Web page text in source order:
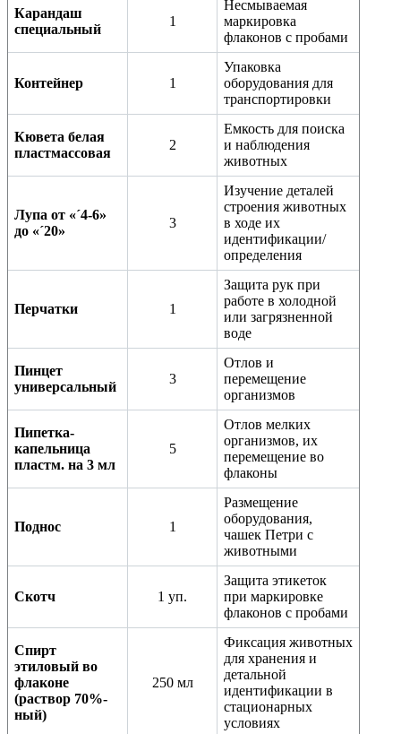
Карандаш
специальный
1
Несмываемая
маркировка
флаконов с пробами
Контейнер 1
Упаковка
оборудования для
транспортировки
Кювета белая
пластмассовая
2
Емкость для поиска
и наблюдения
животных
Лупа от «´4-6»
до «´20»
3
Изучение деталей
строения животных
в ходе их
идентификации/
определения
Перчатки 1
Защита рук при
работе в холодной
или загрязненной
воде
Пинцет
универсальный
3
Отлов и
перемещение
организмов
Пипетка-
капельница
пластм. на 3 мл
5
Отлов мелких
организмов, их
перемещение во
флаконы
Поднос 1
Размещение
оборудования,
чашек Петри с
животными
Скотч 1 уп.
Защита этикеток
при маркировке
флаконов с пробами
Спирт
этиловый во
флаконе
(раствор 70%-
ный)
250 мл
Фиксация животных
для хранения и
детальной
идентификации в
стационарных
условиях